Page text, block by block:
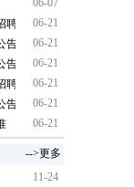
06-07
聘公告06-21
告
06-21
告
06-21
聘公告06-21
告
06-21
06-21
-->更多
11-24